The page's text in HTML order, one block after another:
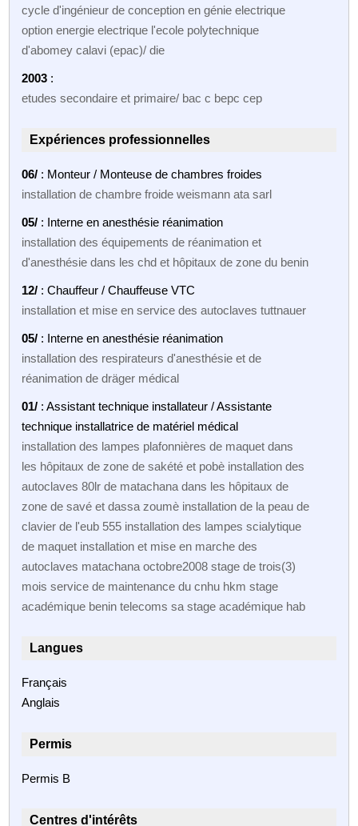
cycle d'ingénieur de conception en génie electrique
option energie electrique l'ecole polytechnique
d'abomey calavi (epac)/ die
2003 :
etudes secondaire et primaire/ bac c bepc cep
Expériences professionnelles
06/ : Monteur / Monteuse de chambres froides
installation de chambre froide weismann ata sarl
05/ : Interne en anesthésie réanimation
installation des équipements de réanimation et
d'anesthésie dans les chd et hôpitaux de zone du benin
12/ : Chauffeur / Chauffeuse VTC
installation et mise en service des autoclaves tuttnauer
05/ : Interne en anesthésie réanimation
installation des respirateurs d'anesthésie et de
réanimation de dräger médical
01/ : Assistant technique installateur / Assistante
technique installatrice de matériel médical
installation des lampes plafonnières de maquet dans
les hôpitaux de zone de sakété et pobè installation des
autoclaves 80lr de matachana dans les hôpitaux de
zone de savé et dassa zoumè installation de la peau de
clavier de l'eub 555 installation des lampes scialytique
de maquet installation et mise en marche des
autoclaves matachana octobre2008 stage de trois(3)
mois service de maintenance du cnhu hkm stage
académique benin telecoms sa stage académique hab
Langues
Français
Anglais
Permis
Permis B
Centres d'intérêts